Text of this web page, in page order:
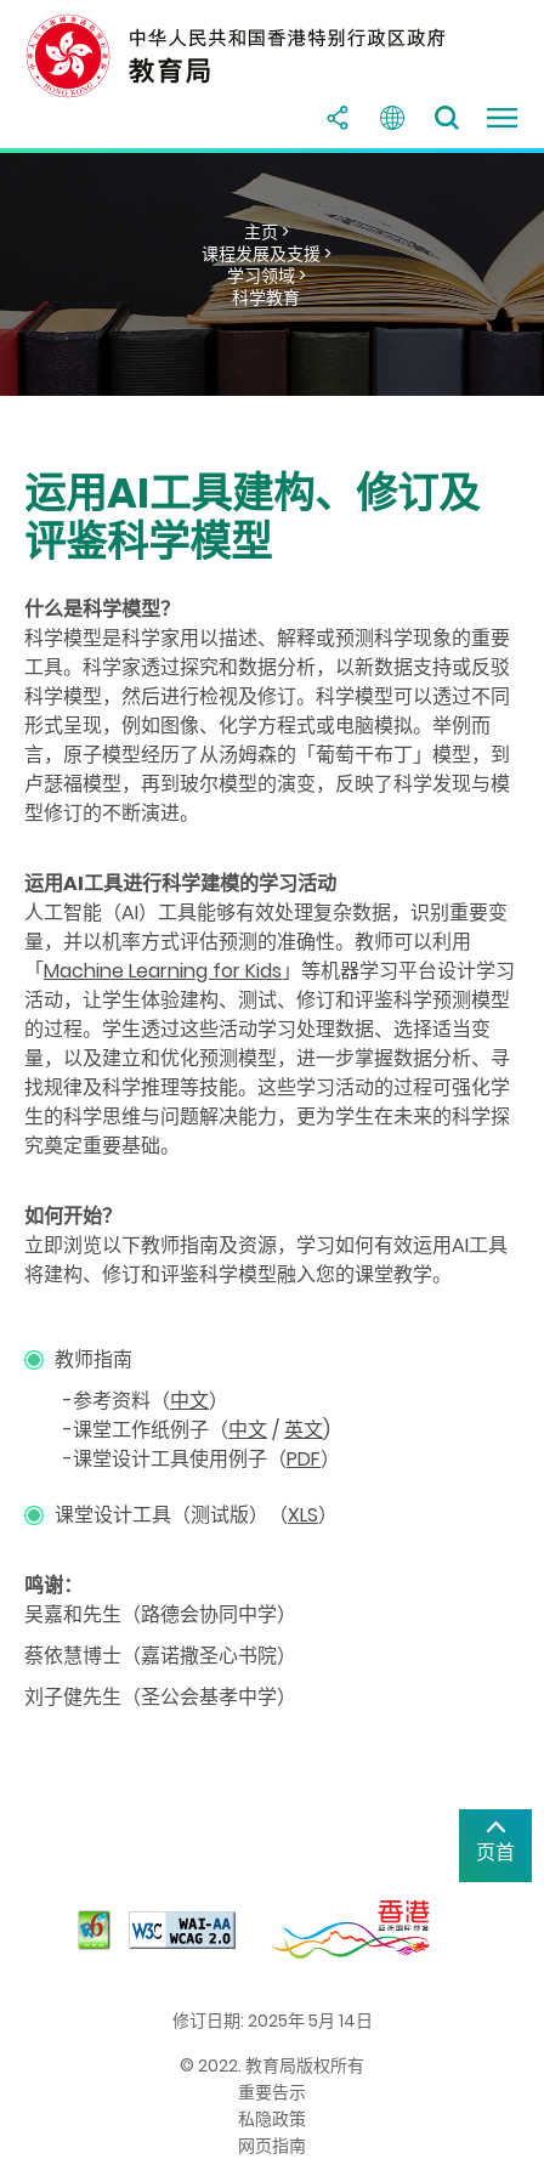
主页 >
课程发展及支援 >
学习领域 >
科学教育
运用AI工具建构、修订及
评鉴科学模型
什么是科学模型？
科学模型是科学家用以描述、解释或预测科学现象的重要
工具。科学家透过探究和数据分析，以新数据支持或反驳
科学模型，然后进行检视及修订。科学模型可以透过不同
形式呈现，例如图像、化学方程式或电脑模拟。举例而
言，原子模型经历了从汤姆森的「葡萄干布丁」模型，到
卢瑟福模型，再到玻尔模型的演变，反映了科学发现与模
型修订的不断演进。
运用AI工具进行科学建模的学习活动
人工智能（AI）工具能够有效处理复杂数据，识别重要变
量，并以机率方式评估预测的准确性。教师可以利用
「Machine Learning for Kids 」等机器学习平台设计学习
活动，让学生体验建构、测试、修订和评鉴科学预测模型
的过程。学生透过这些活动学习处理数据、选择适当变
量，以及建立和优化预测模型，进一步掌握数据分析、寻
找规律及科学推理等技能。这些学习活动的过程可强化学
生的科学思维与问题解决能力，更为学生在未来的科学探
究奠定重要基础。
如何开始？
立即浏览以下教师指南及资源，学习如何有效运用AI工具
将建构、修订和评鉴科学模型融入您的课堂教学。
教师指南
参考资料（中文）
课堂工作纸例子（中文/ 英文)
课堂设计工具使用例子（PDF）
课堂设计工具（测试版）（XLS）
鸣谢：
吴嘉和先生（路德会协同中学）
蔡依慧博士（嘉诺撒圣心书院）
刘子健先生（圣公会基孝中学）
页首
修订日期: 2025年 5月 14日
© 2022. 教育局版权所有
重要告示
私隐政策
网页指南